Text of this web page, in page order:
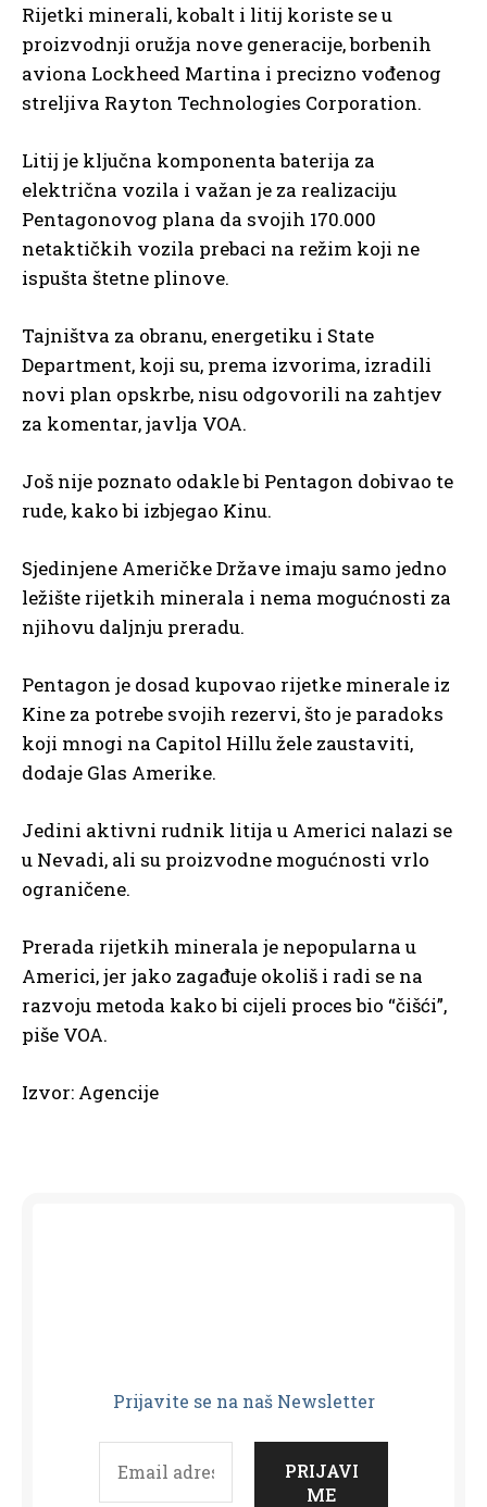
Rijetki minerali, kobalt i litij koriste se u
proizvodnji oružja nove generacije, borbenih
aviona Lockheed Martina i precizno vođenog
streljiva Rayton Technologies Corporation.
Litij je ključna komponenta baterija za
električna vozila i važan je za realizaciju
Pentagonovog plana da svojih 170.000
netaktičkih vozila prebaci na režim koji ne
ispušta štetne plinove.
Tajništva za obranu, energetiku i State
Department, koji su, prema izvorima, izradili
novi plan opskrbe, nisu odgovorili na zahtjev
za komentar, javlja VOA.
Još nije poznato odakle bi Pentagon dobivao te
rude, kako bi izbjegao Kinu.
Sjedinjene Američke Države imaju samo jedno
ležište rijetkih minerala i nema mogućnosti za
njihovu daljnju preradu.
Pentagon je dosad kupovao rijetke minerale iz
Kine za potrebe svojih rezervi, što je paradoks
koji mnogi na Capitol Hillu žele zaustaviti,
dodaje Glas Amerike.
Jedini aktivni rudnik litija u Americi nalazi se
u Nevadi, ali su proizvodne mogućnosti vrlo
ograničene.
Prerada rijetkih minerala je nepopularna u
Americi, jer jako zagađuje okoliš i radi se na
razvoju metoda kako bi cijeli proces bio “čišći”,
piše VOA.
Izvor: Agencije
Prijavite se na naš Newsletter